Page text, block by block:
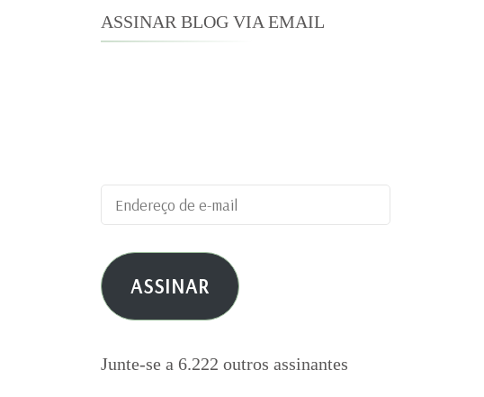
ASSINAR BLOG VIA EMAIL
Endereço
de
e-
mail ASSINAR
Junte-se a 6.222 outros assinantes